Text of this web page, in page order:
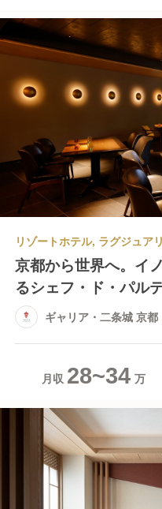
京都から世界へ。イ
るシェフ・ド・パル
ギャリア・二条城 京都
月収 28~34